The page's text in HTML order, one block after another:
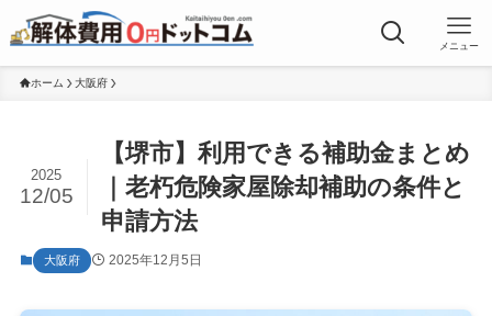
メニュー
ホーム 大阪府
【堺市】利用できる補助金まとめ
｜老朽危険家屋除却補助の条件と
申請方法
2025
12/05
大阪府 2025年12月5日